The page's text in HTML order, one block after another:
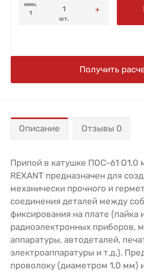
мин.
1
шт.
Получить
Описание Отзывы 0
Припой в катушке ПОС-61 O1,0
REXANT предназначен для
механически прочного и
соединения деталей между
фиксирования на плате (пайка
радиоэлектронных приборов,
аппаратуры, автодеталей,
электроаппаратуры и т.д.).
проволоку (диаметром 1,0 мм)